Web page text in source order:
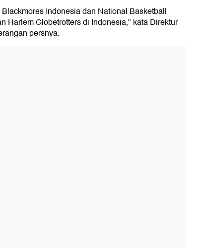
Indonesia dan National Basketball
Harlem Globetrotters di Indonesia," kata Direktur
persnya.